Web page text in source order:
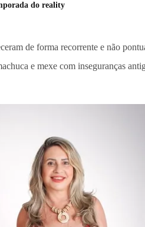
do reality
de forma recorrente e não
e mexe com inseguranças